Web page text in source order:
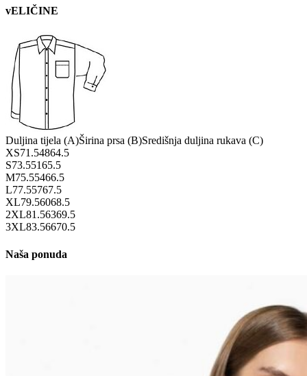
vELIČINE
Duljina tijela (A)Širina prsa (B)Središnja duljina rukava (C)
XS71.54864.5
S73.55165.5
M75.55466.5
L77.55767.5
XL79.56068.5
2XL81.56369.5
3XL83.56670.5
Naša ponuda